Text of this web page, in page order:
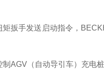
扳手发送启动指令，
AGV（自动导引车）充电